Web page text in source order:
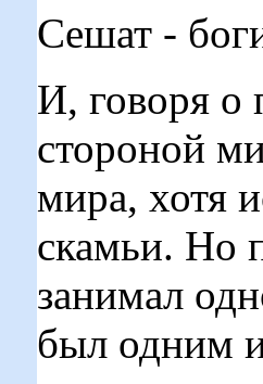
Сешат -
И, говоря о
стороной
мира, хотя
скамьи. Но
занимал
был одним